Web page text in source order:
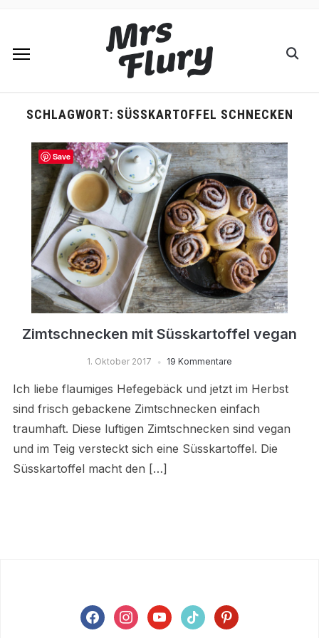
SCHLAGWORT: SÜSSKARTOFFEL SCHNECKEN
Zimtschnecken mit Süsskartoffel vegan
1. Oktober 2017 19 Kommentare
Ich liebe flaumiges Hefegebäck und jetzt im Herbst
sind frisch gebackene Zimtschnecken einfach
traumhaft. Diese luftigen Zimtschnecken sind vegan
und im Teig versteckt sich eine Süsskartoffel. Die
Süsskartoffel macht den […]
facebookinstagramyoutubetiktok pinterest
Save